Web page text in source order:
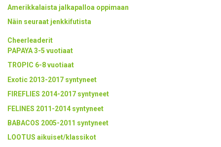
Amerikkalaista jalkapalloa oppimaan
Näin seuraat jenkkifutista
Cheerleaderit
PAPAYA 3-5 vuotiaat
TROPIC 6-8 vuotiaat
Exotic 2013-2017 syntyneet
FIREFLIES 2014-2017 syntyneet
FELINES 2011-2014 syntyneet
BABACOS 2005-2011 syntyneet
LOOTUS aikuiset/klassikot